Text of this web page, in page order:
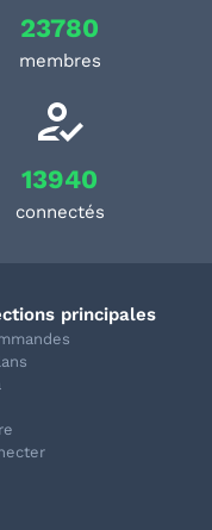
23780
membres
13940
connectés
principales